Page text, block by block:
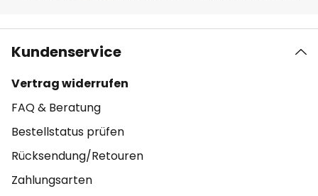
Kundenservice
Vertrag widerrufen
FAQ & Beratung
Bestellstatus prüfen
Rücksendung/Retouren
Zahlungsarten